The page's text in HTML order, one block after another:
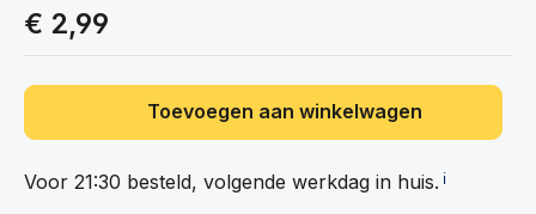
€ 2,99
Toevoegen aan winkelwagen
Voor 21:30 besteld, volgende werkdag in huis. ℹ️